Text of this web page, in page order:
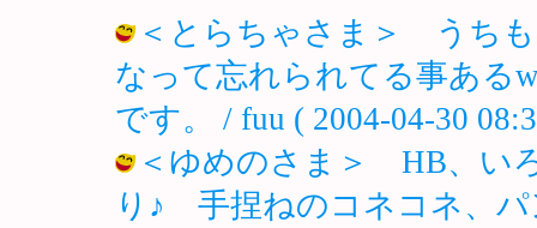
＜とらちゃさま＞ うち
なって忘れられてる事ある
です。 / fuu ( 2004-04-30
＜ゆめのさま＞ HB、い
り♪ 手捏ねのコネコネ、